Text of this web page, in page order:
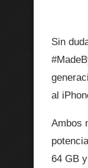
Sin
al
Ambos
64 GB